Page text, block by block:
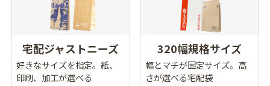
宅配ジャストニーズ
好きなサイズを指定。紙、
印刷、加工が選べる
320幅規格サイズ
幅とマチが固定サイズ。高
さが選べる宅配袋